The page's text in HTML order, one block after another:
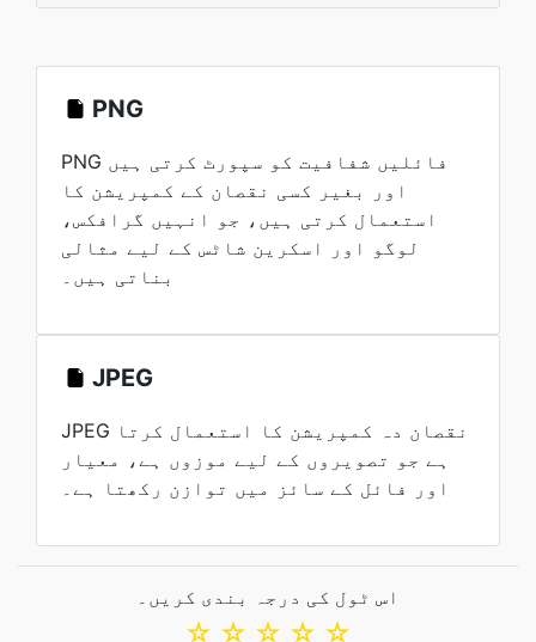
PNG
PNG فائلیں شفافیت کو سپورٹ کرتی ہیں
اور بغیر کسی نقصان کے کمپریشن کا
استعمال کرتی ہیں، جو انہیں گرافکس،
لوگو اور اسکرین شاٹس کے لیے مثالی
بناتی ہیں۔
JPEG
JPEG نقصان دہ کمپریشن کا استعمال کرتا
ہے جو تصویروں کے لیے موزوں ہے، معیار
اور فائل کے سائز میں توازن رکھتا ہے۔
اس ٹول کی درجہ بندی کریں۔
☆
☆
☆
☆
☆